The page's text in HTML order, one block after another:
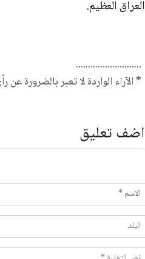
العراق العظيم.
...........................
* الآراء الواردة لا تعبر بالضرورة عن
اضف تعليق